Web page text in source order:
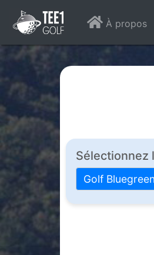
À propos
Sélectionnez
Golf